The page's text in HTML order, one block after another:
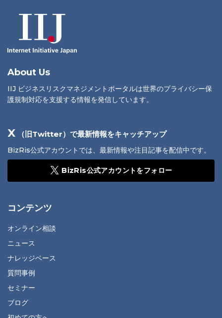
About Us
IIJ ビジネスリスクマネジメントポータルは世界のプライバシー保
護規制対応を支援する情報を発信しています。
X （旧Twitter）で最新情報をキャッチアップ
BizRis公式アカウントでは、最新情報や注目記事を配信中です。
BizRis公式アカウントをフォロー
コンテンツ
オンライン相談
ニュース
ナレッジベース
質問事例
セミナー
ブログ